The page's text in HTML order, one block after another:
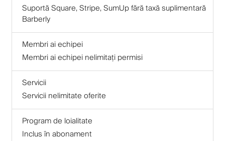
Suportă Square, Stripe, SumUp fără taxă suplimentară
Barberly
Membri ai echipei
Membri ai echipei nelimitați permisi
Servicii
Servicii nelimitate oferite
Program de loialitate
Inclus în abonament